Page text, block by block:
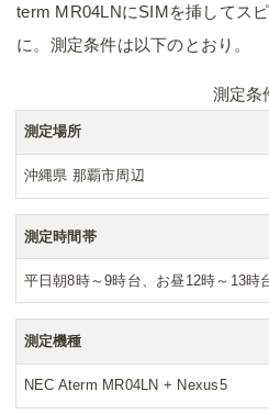
term MR04LNにSIMを挿してス
に。測定条件は以下のとおり。
測定条
測定場所
沖縄県 那覇市周辺
測定時間帯
平日朝8時～9時台、お昼12時～13時
測定機種
NEC Aterm MR04LN + Nexus5